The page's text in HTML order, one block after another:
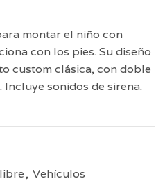
montar el niño con
con los pies. Su diseño
custom clásica, con doble
sonidos de sirena.
, Vehículos